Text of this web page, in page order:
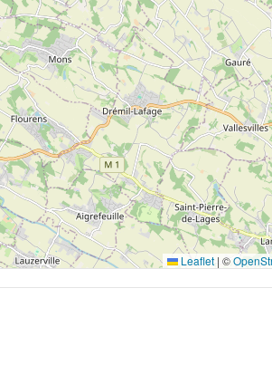
Leaflet | ©